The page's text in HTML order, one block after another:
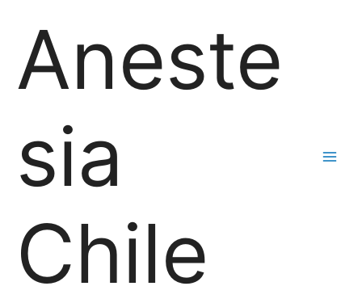
contenido
Aneste
sia
Chile